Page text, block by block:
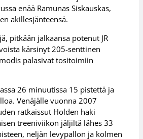
enää Ramunas Siskauskas,
akillesjänteensä.
pitkään jalkaansa potenut JR
kärsinyt 205-senttinen
palasivat tositoimiin
26 minuutissa 15 pistettä ja
Venäjälle vuonna 2007
ratkaissut Holden haki
treeniviikon jäljiltä lähes 33
neljän levypallon ja kolmen